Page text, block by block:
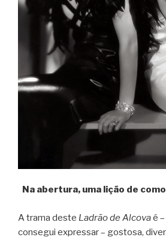
Na abertura, uma lição de
A trama deste Ladrão de Alcovaé
consegui expressar – gostosa,